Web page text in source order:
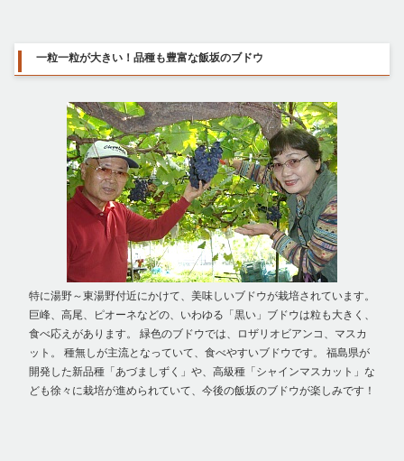
一粒一粒が大きい！品種も豊富な飯坂のブドウ
特に湯野～東湯野付近にかけて、美味しいブドウが栽培されています。
巨峰、高尾、ピオーネなどの、いわゆる「黒い」ブドウは粒も大きく、
食べ応えがあります。 緑色のブドウでは、ロザリオビアンコ、マスカ
ット。 種無しが主流となっていて、食べやすいブドウです。 福島県が
開発した新品種「あづましずく」や、高級種「シャインマスカット」な
ども徐々に栽培が進められていて、今後の飯坂のブドウが楽しみです！